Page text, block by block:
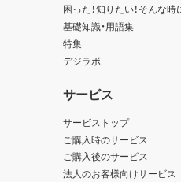
困った！知りたい！そんな時
基礎知識・用語集
特集
デジラボ
サービス
サービストップ
ご購入時のサービス
ご購入後のサービス
法人のお客様向けサービス